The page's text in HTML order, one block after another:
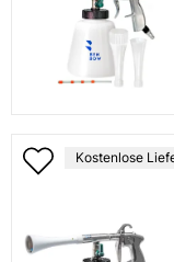
Kostenlose